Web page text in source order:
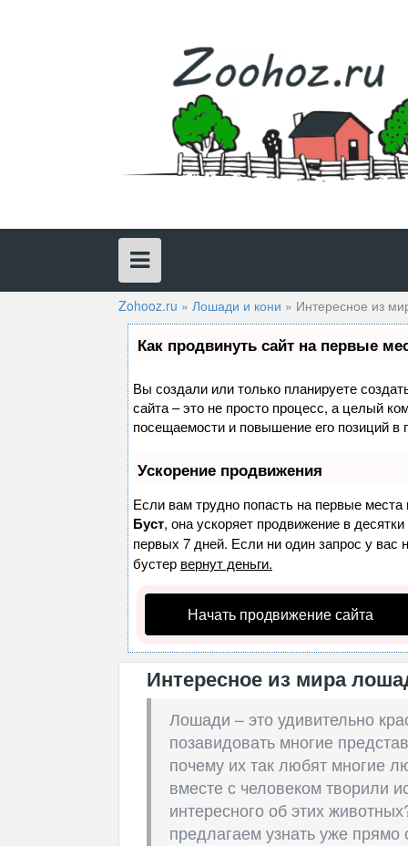
Zohooz.ru » Лошади и кони » Интересное из
Как продвинуть сайт на первые
Вы создали или только планируете
сайта – это не просто процесс, а целый
посещаемости и повышение его позиций в
Ускорение продвижения
Если вам трудно попасть на первые
Буст, она ускоряет продвижение в
первых 7 дней. Если ни один запрос у вас
бустер вернут деньги.
Начать продвижение сайта
Интересное из мира
Лошади – это удивительно
позавидовать многие
почему их так любят многие
вместе с человеком творили
интересного об этих
предлагаем узнать уже прямо